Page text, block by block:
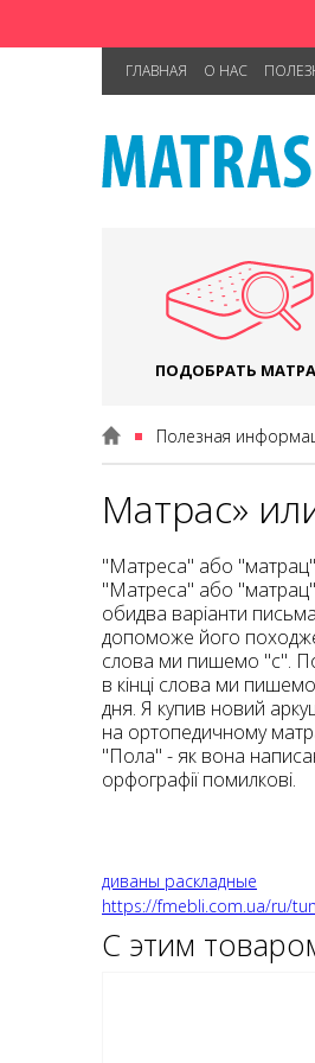
ГЛАВНАЯ О НАС
ПОДОБРАТЬ
Полезная
Матрас»
"Матреса" або "матрац"
"Матреса" або "матрац"
обидва варіанти
допоможе його
слова ми пишемо "c".
в кінці слова ми
дня. Я купив новий
на ортопедичному
"Пола" - як вона
орфографії помилкові.
диваны раскладные
https://fmebli.com.ua/ru/
С этим